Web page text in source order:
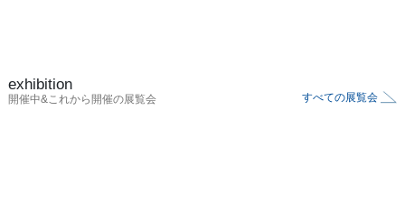
exhibition
開催中&これから開催の展覧会 すべての展覧会